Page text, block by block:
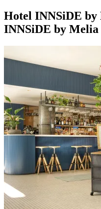
Hotel INNSiDE
INNSiDE by